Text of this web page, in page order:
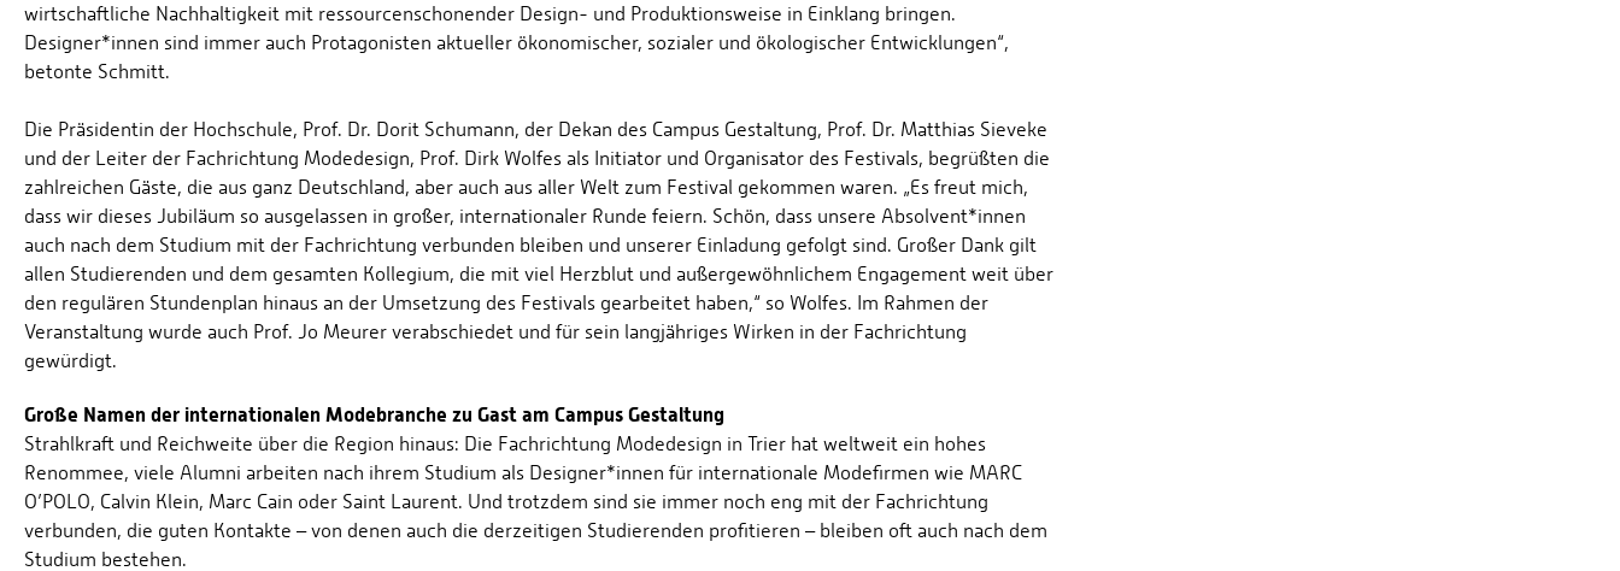
wirtschaftliche Nachhaltigkeit mit ressourcenschonender Design- und Produktionsweise in Einklang bringen.
Designer*innen sind immer auch Protagonisten aktueller ökonomischer, sozialer und ökologischer Entwicklungen“,
betonte Schmitt.
Die Präsidentin der Hochschule, Prof. Dr. Dorit Schumann, der Dekan des Campus Gestaltung, Prof. Dr. Matthias Sieveke
und der Leiter der Fachrichtung Modedesign, Prof. Dirk Wolfes als Initiator und Organisator des Festivals, begrüßten die
zahlreichen Gäste, die aus ganz Deutschland, aber auch aus aller Welt zum Festival gekommen waren. „Es freut mich,
dass wir dieses Jubiläum so ausgelassen in großer, internationaler Runde feiern. Schön, dass unsere Absolvent*innen
auch nach dem Studium mit der Fachrichtung verbunden bleiben und unserer Einladung gefolgt sind. Großer Dank gilt
allen Studierenden und dem gesamten Kollegium, die mit viel Herzblut und außergewöhnlichem Engagement weit über
den regulären Stundenplan hinaus an der Umsetzung des Festivals gearbeitet haben,“ so Wolfes. Im Rahmen der
Veranstaltung wurde auch Prof. Jo Meurer verabschiedet und für sein langjähriges Wirken in der Fachrichtung
gewürdigt.
Große Namen der internationalen Modebranche zu Gast am Campus Gestaltung
Strahlkraft und Reichweite über die Region hinaus: Die Fachrichtung Modedesign in Trier hat weltweit ein hohes
Renommee, viele Alumni arbeiten nach ihrem Studium als Designer*innen für internationale Modefirmen wie MARC
O’POLO, Calvin Klein, Marc Cain oder Saint Laurent. Und trotzdem sind sie immer noch eng mit der Fachrichtung
verbunden, die guten Kontakte – von denen auch die derzeitigen Studierenden profitieren – bleiben oft auch nach dem
Studium bestehen.